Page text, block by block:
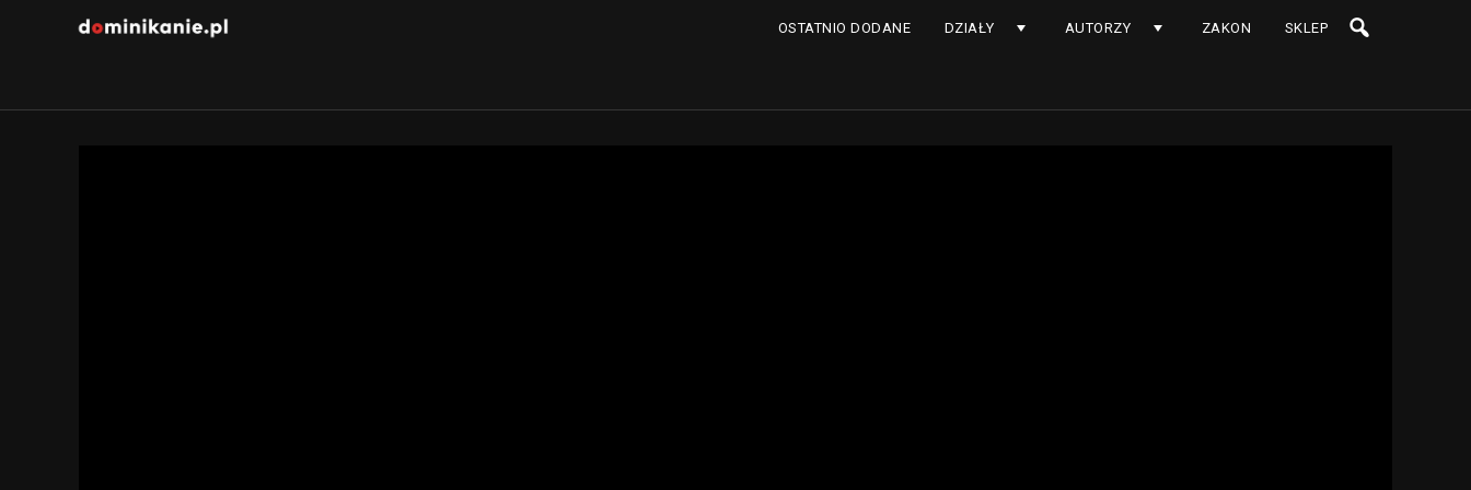
OSTATNIO DODANE DZIAŁY AUTORZY ZAKON SKLEP